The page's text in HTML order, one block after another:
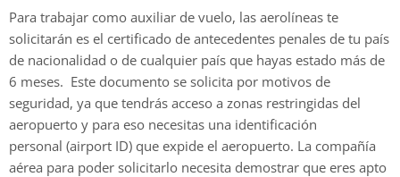
Para trabajar como auxiliar de vuelo, las aerolíneas te
solicitarán es el certificado de antecedentes penales de tu país
de nacionalidad o de cualquier país que hayas estado más de
6 meses. Este documento se solicita por motivos de
seguridad, ya que tendrás acceso a zonas restringidas del
aeropuerto y para eso necesitas una identificación
personal (airport ID) que expide el aeropuerto. La compañía
aérea para poder solicitarlo necesita demostrar que eres apto